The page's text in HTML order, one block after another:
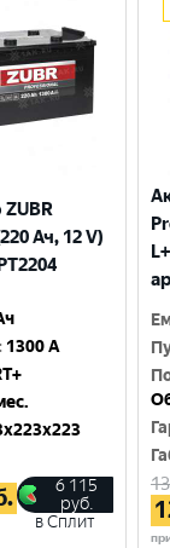
Ач, 12 V)
1300 A
6 115
руб.
в Сплит